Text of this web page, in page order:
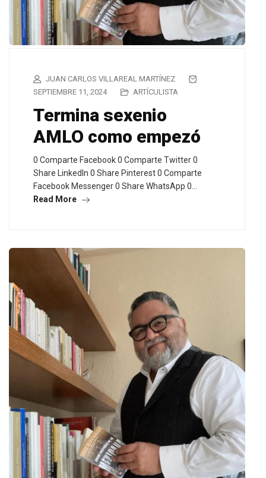
JUAN CARLOS VILLAREAL MARTÍNEZ
SEPTIEMBRE 11, 2024
ARTÍCULISTA
Termina sexenio
AMLO como empezó
0 Comparte Facebook 0 Comparte Twitter 0
Share LinkedIn 0 Share Pinterest 0 Comparte
Facebook Messenger 0 Share WhatsApp 0…
Read More